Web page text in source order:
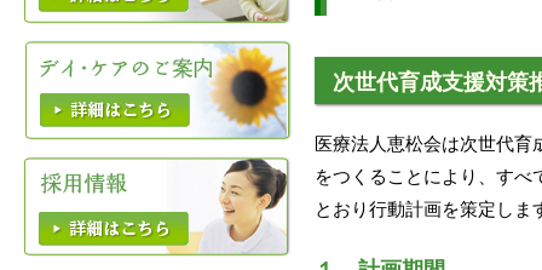
次世代育成支援対策
医療法人恵松会は次世代育
をつくることにより、す
とおり行動計画を策定しま